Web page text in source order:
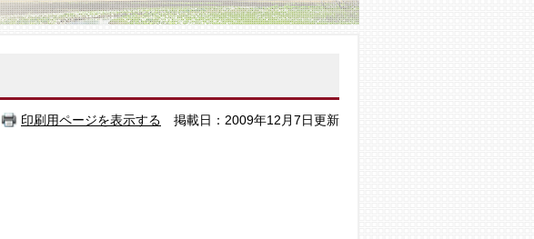
印刷用ページを表示する 掲載日：2009年12月7日更新